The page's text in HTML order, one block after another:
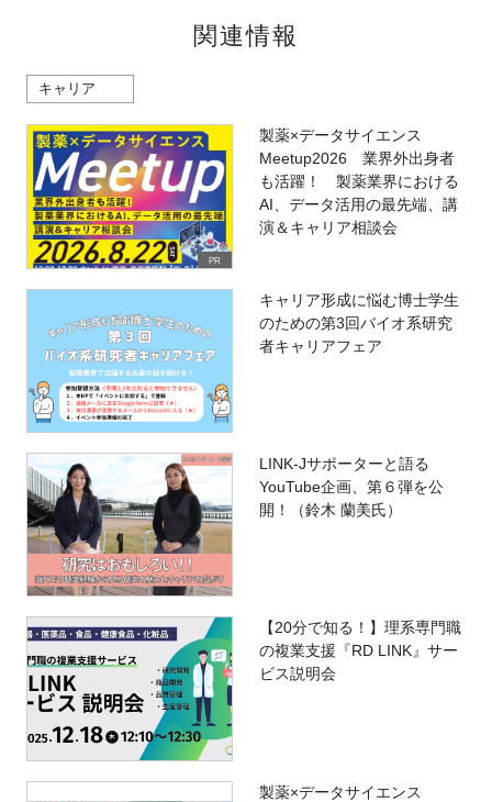
関連情報
キャリア
PR
製薬×データサイエンス
Meetup2026 業界外出身者
も活躍！ 製薬業界における
AI、データ活用の最先端、講
演＆キャリア相談会
キャリア形成に悩む博士学生
のための第3回バイオ系研究
者キャリアフェア
LINK-Jサポーターと語る
YouTube企画、第６弾を公
開！（鈴木 蘭美氏）
【20分で知る！】理系専門職
の複業支援『RD LINK』サー
ビス説明会
製薬×データサイエンス